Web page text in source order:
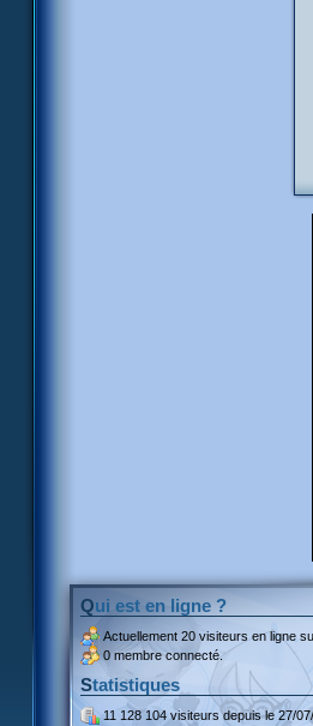
Qui est en ligne ?
Actuellement 20 visiteurs en ligne
0 membre connecté.
Statistiques
11 128 104 visiteursdepuis le 27/